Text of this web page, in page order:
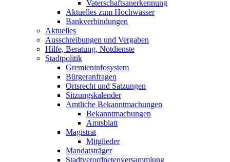
Vaterschaftsanerkennung
Aktuelles zum Hochwasser
Bankverbindungen
Aktuelles
Ausschreibungen und Vergaben
Hilfe, Beratung, Notdienste
Stadtpolitik
Gremieninfosystem
Bürgeranfragen
Ortsrecht und Satzungen
Sitzungskalender
Amtliche Bekanntmachungen
Bekanntmachungen
Amtsblatt
Magistrat
Mitglieder
Mandatsträger
Stadtverordnetenversammlung